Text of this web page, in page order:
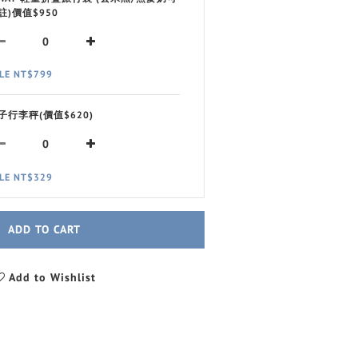
)價值$950
NT$799
行李秤(價值$620)
NT$329
ADD TO CART
Add to Wishlist